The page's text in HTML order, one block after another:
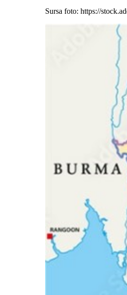
Sursa foto: https://